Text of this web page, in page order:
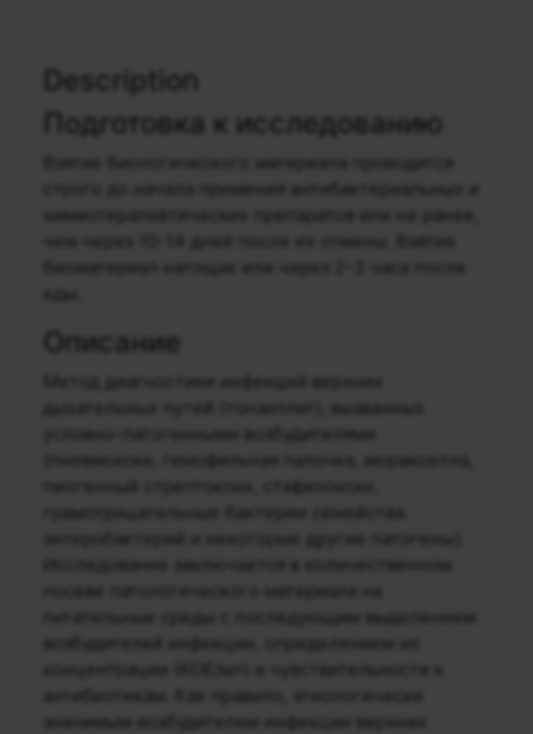
Description
Подготовка к исследованию
строго до начала примения антибактериальных и
химиотерапевтических препаратов или не ранее,
чем через 10-14 дней после их отмены. Взятие
биоматериал натощак или через 2-3 часа после
Описание
Метод диагностики инфекций верхних
дыхательных путей (тонзиллит), вызванных
условно-патогенными возбудителями
(пневмококк, гемофильная палочка, моракселла,
грамотрицательные бактерии семейства
энтеробактерий и некоторые другие патогены).
Исследование заключается в количественном
посеве патологического материала на
антибиотикам. Как правило, этиологически
значимым возбудителем инфекции верхних